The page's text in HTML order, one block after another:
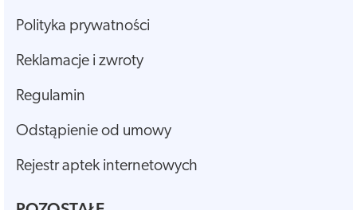
Polityka prywatności
Reklamacje i zwroty
Regulamin
Odstąpienie od umowy
Rejestr aptek internetowych